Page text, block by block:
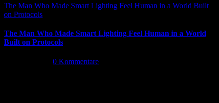
The Man Who Made Smart Lighting Feel Human in a World Built
on Protocols
The Man Who Made Smart Lighting Feel Human in a World
Built on Protocols
0 Kommentare